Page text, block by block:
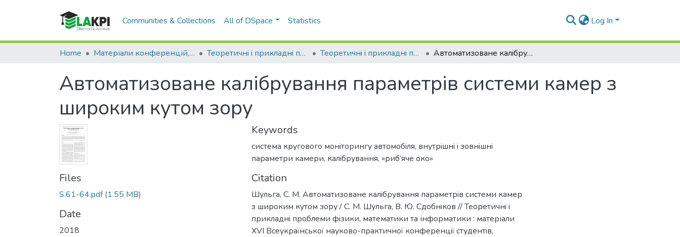
Communities & Collections All of DSpace Statistics Log In
Home Матеріали конференцій, семінарів і т.п. Теоретичнi i прикладнi проблеми фiзики, математики та інформатики Теоретичнi i прикладнi проблеми фiзики, математики та інформатики (16 ; 2018 ; Київ) Автоматизоване калiбрування параметрiв системи камер з широким кутом зору
Автоматизоване калiбрування параметрiв системи камер з
широким кутом зору
Files
S.61-64.pdf(1.55 MB)
Date
2018
Keywords
система кругового монiторингу автомобiля, внутрiшнi i зовнiшнi
параметри камери, калiбрування, «риб’яче око»
Citation
Шульга, С. М. Автоматизоване калiбрування параметрiв системи камер
з широким кутом зору / С. М. Шульга, В. Ю. Сдобнiков // Теоретичнi i
прикладнi проблеми фiзики, математики та інформатики : матеріали
XVI Всеукраїнської науково-практичної конференцiї студентiв,